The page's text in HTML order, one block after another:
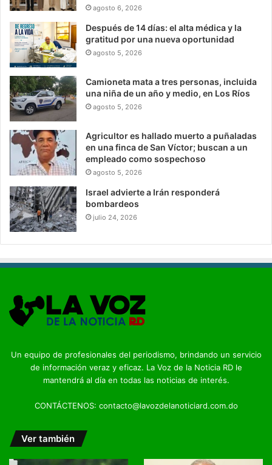
agosto 6, 2026
Después de 14 días: el alta médica y la
gratitud por una nueva oportunidad
agosto 5, 2026
Camioneta mata a tres personas, incluida
una niña de un año y medio, en Los Ríos
agosto 5, 2026
Agricultor es hallado muerto a puñaladas
en una finca de San Víctor; buscan a un
empleado como sospechoso
agosto 5, 2026
Israel advierte a Irán responderá
bombardeos
julio 24, 2026
Un equipo de profesionales del periodismo, brindando un servicio
de información veraz y eficaz. La Voz de la Noticia RD le
mantendrá al día en todas las noticias de interés.
CONTÁCTENOS: contacto@lavozdelanoticiard.com.do
Ver también